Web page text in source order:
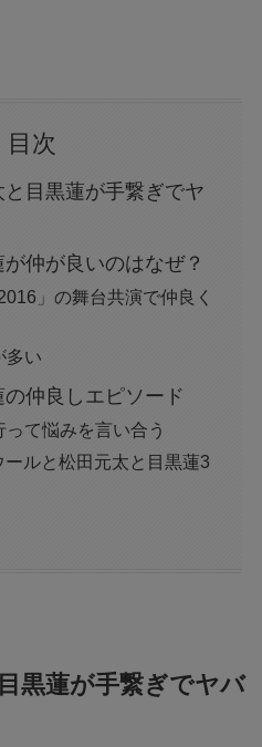
目次
と目黒蓮が手繋ぎでヤ
仲が良いのはなぜ？
」の舞台共演で仲良く
多い
仲良しエピソード
て悩みを言い合う
ルと松田元太と目黒蓮3
黒蓮が手繋ぎでヤバ